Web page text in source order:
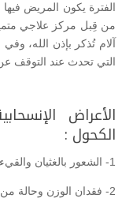
الفترة يكون المريض
من قِبل مركز علاجي
آلام تُذكر بإذن الله،
التي تحدث عند التوقف
الأعراض
الكحول :
1- الشعور بالغثيان والقيء
2- فقدان الوزن وحالة من الضعف العام